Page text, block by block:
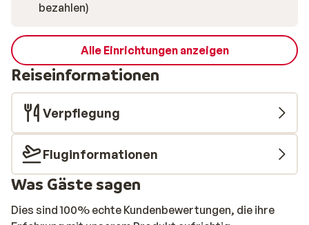
bezahlen)
Alle Einrichtungen anzeigen
Reiseinformationen
Verpflegung
Fluginformationen
Was Gäste sagen
Dies sind 100% echte Kundenbewertungen, die ihre